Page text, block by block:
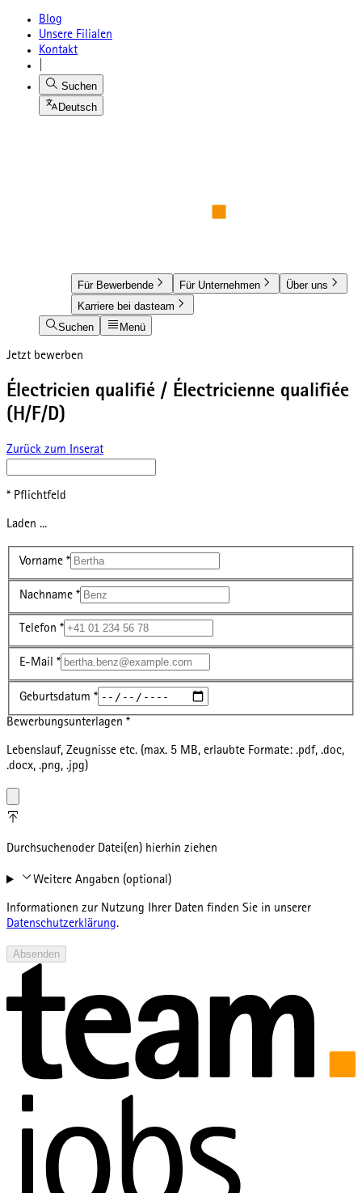
Blog
Unsere Filialen
Kontakt
Suchen
Deutsch
Für Bewerbende Für Unternehmen
Über uns
Karriere bei dasteam
Suchen
Menü
Jetzt bewerben
Électricien qualifié / Électricienne qualifiée
(H/F/D)
Zurück zum Inserat
* Pflichtfeld
Laden ...
Vorname *
Nachname *
Telefon *
E-Mail *
Geburtsdatum *
Bewerbungsunterlagen *
Lebenslauf, Zeugnisse etc. (max. 5 MB, erlaubte Formate: .pdf, .doc,
.docx, .png, .jpg)
Durchsuchenoder Datei(en) hierhin ziehen
Weitere Angaben (optional)
Informationen zur Nutzung Ihrer Daten finden Sie in unserer
Datenschutzerklärung.
Absenden